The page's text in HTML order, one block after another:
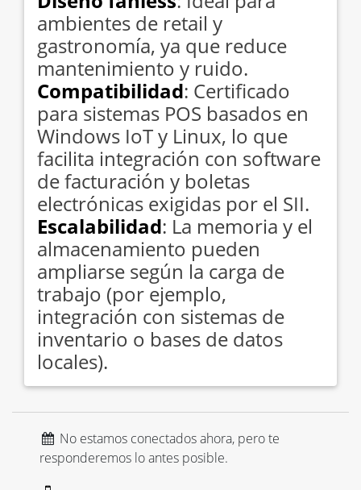
ambientes de retail y
gastronomía, ya que reduce
mantenimiento y ruido.
Compatibilidad: Certificado
para sistemas POS basados en
Windows IoT y Linux, lo que
facilita integración con software
de facturación y boletas
electrónicas exigidas por el SII.
Escalabilidad: La memoria y el
almacenamiento pueden
ampliarse según la carga de
trabajo (por ejemplo,
integración con sistemas de
inventario o bases de datos
locales).
No estamos conectados ahora, pero te
responderemos lo antes posible.